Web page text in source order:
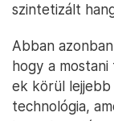
szintetizált
Abban
hogy a
ek körül lejjebb
technológia,